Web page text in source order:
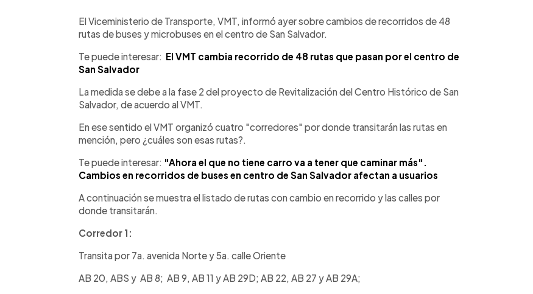
► Escuchar artículo
El Viceministerio de Transporte, VMT, informó ayer sobre cambios de recorridos de 48
rutas de buses y microbuses en el centro de San Salvador.
Te puede interesar: El VMT cambia recorrido de 48 rutas que pasan por el centro de
San Salvador
La medida se debe a la fase 2 del proyecto de Revitalización del Centro Histórico de San
Salvador, de acuerdo al VMT.
En ese sentido el VMT organizó cuatro "corredores" por donde transitarán las rutas en
mención, pero ¿cuáles son esas rutas?.
Te puede interesar: "Ahora el que no tiene carro va a tener que caminar más".
Cambios en recorridos de buses en centro de San Salvador afectan a usuarios
A continuación se muestra el listado de rutas con cambio en recorrido y las calles por
donde transitarán.
Corredor 1:
Transita por 7a. avenida Norte y 5a. calle Oriente
AB 20, ABS y AB 8; AB 9, AB 11 y AB 29D; AB 22, AB 27 y AB 29A;